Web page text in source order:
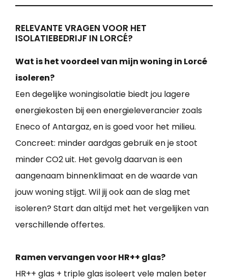
RELEVANTE VRAGEN VOOR HET
ISOLATIEBEDRIJF IN LORCÉ?
Wat is het voordeel van mijn woning in Lorcé
isoleren?
Een degelijke woningisolatie biedt jou lagere
energiekosten bij een energieleverancier zoals
Eneco of Antargaz, en is goed voor het milieu.
Concreet: minder aardgas gebruik en je stoot
minder CO2 uit. Het gevolg daarvan is een
aangenaam binnenklimaat en de waarde van
jouw woning stijgt. Wil jij ook aan de slag met
isoleren? Start dan altijd met het vergelijken van
verschillende offertes.
Ramen vervangen voor HR++ glas?
HR++ glas + triple glas isoleert vele malen beter